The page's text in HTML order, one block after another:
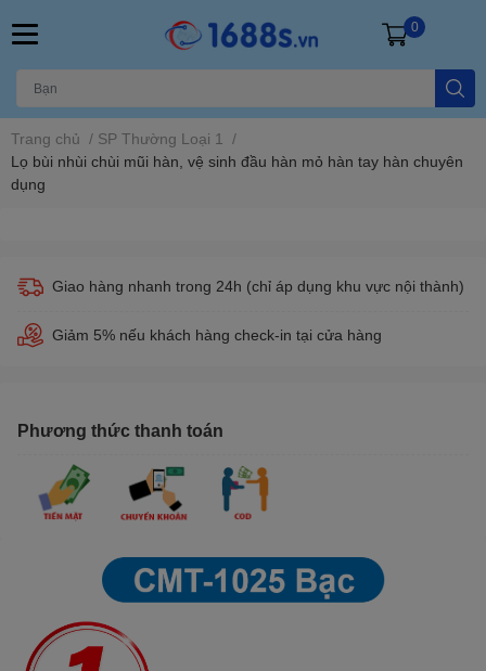
0
Trang chủ / SP Thường Loại 1
/
Lọ bùi nhùi chùi mũi hàn, vệ sinh đầu hàn mỏ hàn tay hàn chuyên
dụng
Giao hàng nhanh trong 24h (chỉ áp dụng khu vực nội thành)
Giảm 5% nếu khách hàng check-in tại cửa hàng
Phương thức thanh toán